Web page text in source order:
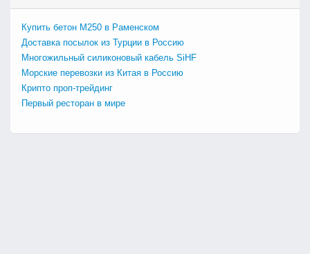
Купить бетон М250 в Раменском
Доставка посылок из Турции в Россию
Многожильный силиконовый кабель SiHF
Морские перевозки из Китая в Россию
Крипто проп-трейдинг
Первый ресторан в мире